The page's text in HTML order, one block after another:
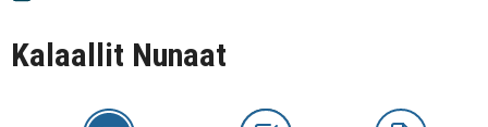
Kalaallit Nunaat